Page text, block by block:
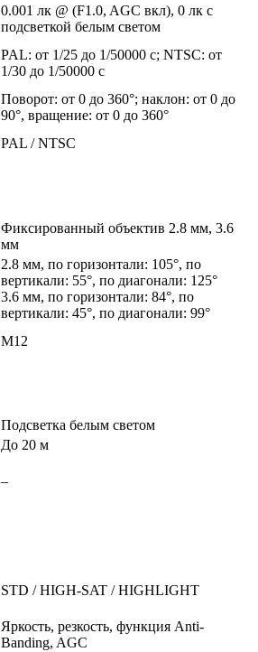
0.001 лк @ (F1.0, AGC вкл), 0 лк с
подсветкой белым светом
PAL: от 1/25 до 1/50000 с; NTSC: от
1/30 до 1/50000 с
Поворот: от 0 до 360°; наклон: от 0 до
90°, вращение: от 0 до 360°
PAL / NTSC
Фиксированный объектив 2.8 мм, 3.6
мм
2.8 мм, по горизонтали: 105°, по
вертикали: 55°, по диагонали: 125°
3.6 мм, по горизонтали: 84°, по
вертикали: 45°, по диагонали: 99°
M12
Подсветка белым светом
До 20 м
–
STD / HIGH-SAT / HIGHLIGHT
Яркость, резкость, функция Anti-
Banding, AGC